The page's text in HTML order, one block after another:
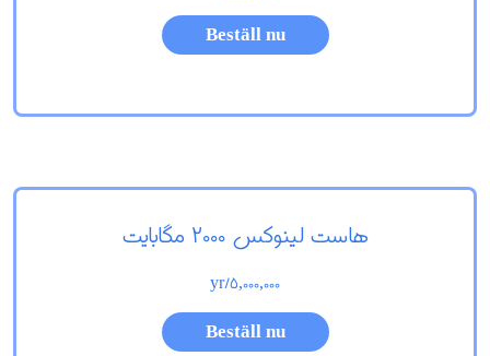
Beställ nu
هاست لینوکس 2000 مگابایت
5,000,000
/yr
Beställ nu